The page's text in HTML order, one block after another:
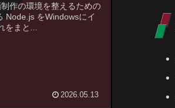
作の環境を整えるための
Node.js をWindowsにイ
をまと...
2026.05.13